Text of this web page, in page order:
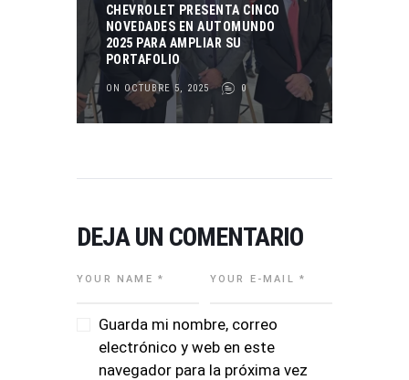
CHEVROLET PRESENTA CINCO
NOVEDADES EN AUTOMUNDO
2025 PARA AMPLIAR SU
PORTAFOLIO
ON OCTUBRE 5, 2025 0
DEJA UN COMENTARIO
Guarda mi nombre, correo
electrónico y web en este
navegador para la próxima vez